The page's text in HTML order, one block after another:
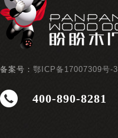
备案号： 鄂ICP备17007309号-3
400-890-8281